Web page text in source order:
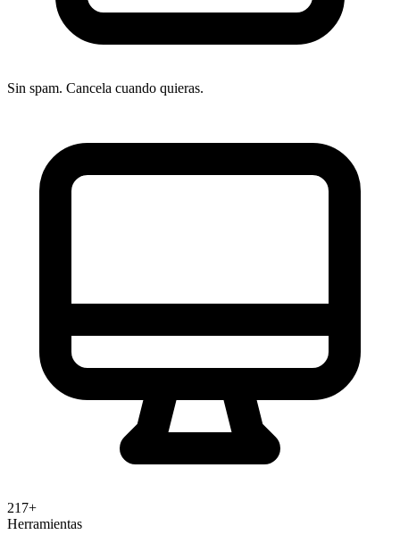
Sin spam. Cancela cuando quieras.
217+
Herramientas